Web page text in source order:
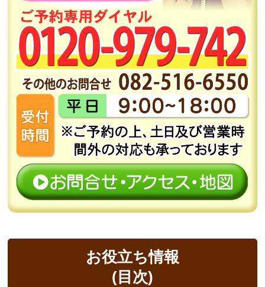
お役立ち情報
(目次)